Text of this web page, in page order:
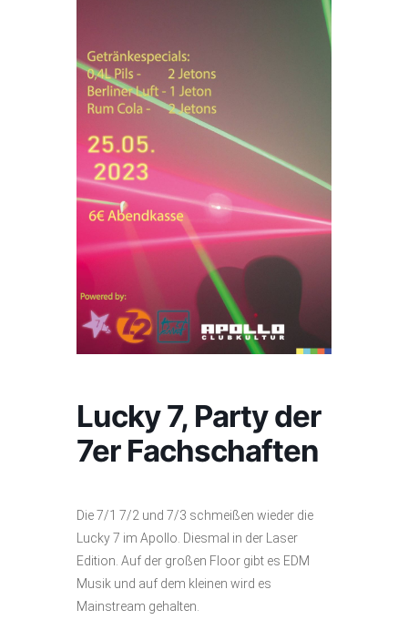
Lucky 7, Party der
7er Fachschaften
Die 7/1 7/2 und 7/3 schmeißen wieder die
Lucky 7 im Apollo. Diesmal in der Laser
Edition. Auf der großen Floor gibt es EDM
Musik und auf dem kleinen wird es
Mainstream gehalten.